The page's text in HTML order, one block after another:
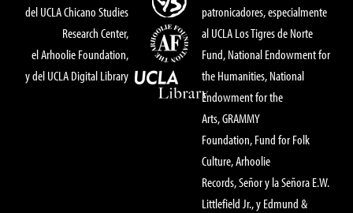
del UCLA Chicano Studies
Research Center,
el Arhoolie Foundation,
y del UCLA Digital Library
patronicadores, especialmente
al UCLA Los Tigres de Norte
Fund, National Endowment for
the Humanities, National
Endowment for the
Arts, GRAMMY
Foundation, Fund for Folk
Culture, Arhoolie
Records, Señor y la Señora E.W.
Littlefield Jr., y Edmund &